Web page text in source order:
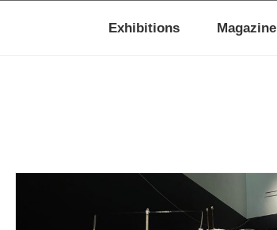
Exhibitions Magazine